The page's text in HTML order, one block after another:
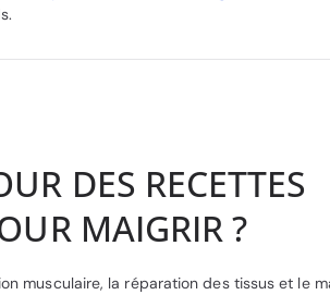
DES RECETTES
MAIGRIR ?
musculaire, la réparation des tissus et le